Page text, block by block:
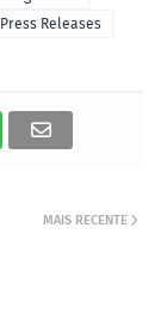
Press Releases
MAIS RECENTE